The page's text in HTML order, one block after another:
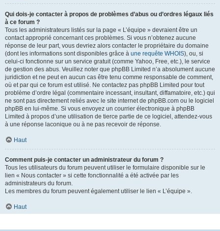
Qui dois-je contacter à propos de problèmes d’abus ou d’ordres légaux liés
à ce forum ?
Tous les administrateurs listés sur la page « L’équipe » devraient être un
contact approprié concernant ces problèmes. Si vous n’obtenez aucune
réponse de leur part, vous devriez alors contacter le propriétaire du domaine
(dont les informations sont disponibles grâce à une requête WHOIS), ou, si
celui-ci fonctionne sur un service gratuit (comme Yahoo, Free, etc.), le service
de gestion des abus. Veuillez noter que phpBB Limited n’a absolument aucune
juridiction et ne peut en aucun cas être tenu comme responsable de comment,
où et par qui ce forum est utilisé. Ne contactez pas phpBB Limited pour tout
problème d’ordre légal (commentaire incessant, insultant, diffamatoire, etc.) qui
ne sont pas directement reliés avec le site internet de phpBB.com ou le logiciel
phpBB en lui-même. Si vous envoyez un courrier électronique à phpBB
Limited à propos d’une utilisation de tierce partie de ce logiciel, attendez-vous
à une réponse laconique ou à ne pas recevoir de réponse.
Haut
Comment puis-je contacter un administrateur du forum ?
Tous les utilisateurs du forum peuvent utiliser le formulaire disponible sur le
lien « Nous contacter » si cette fonctionnalité a été activée par les
administrateurs du forum.
Les membres du forum peuvent également utiliser le lien « L’équipe ».
Haut